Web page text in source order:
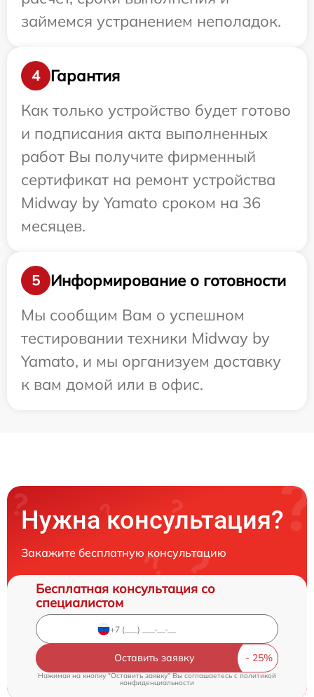
займемся устранением неполадок.
4
Гарантия
Как только устройство будет готово
и подписания акта выполненных
работ Вы получите фирменный
сертификат на ремонт устройства
Midway by Yamato сроком на 36
месяцев.
5
Информирование о готовности
Мы сообщим Вам о успешном
тестировании техники Midway by
Yamato, и мы организуем доставку
к вам домой или в офис.
Нужна консультация?
Закажите бесплатную консультацию
Бесплатная консультация со
специалистом
Оставить заявку
Нажимая на кнопку "Оставить заявку" Вы соглашаетесь c политикой
конфиденциальности